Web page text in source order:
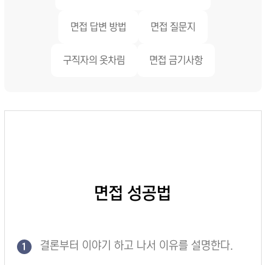
면접 답변 방법 면접 질문지
구직자의 옷차림 면접 금기사항
면접 성공법
1 결론부터 이야기 하고 나서 이유를 설명한다.